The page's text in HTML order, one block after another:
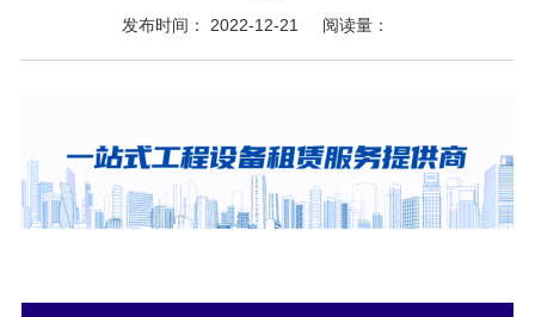
发布时间： 2022-12-21 阅读量：